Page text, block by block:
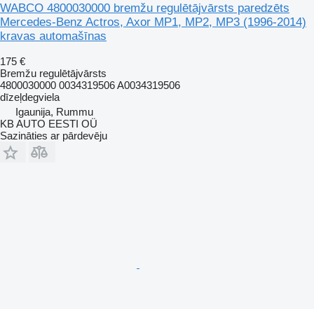
WABCO 4800030000 bremžu regulētājvārsts paredzēts
Mercedes-Benz Actros, Axor MP1, MP2, MP3 (1996-2014)
kravas automašīnas
175 €
Bremžu regulētājvārsts
4800030000 0034319506 A0034319506
dīzeļdegviela
Igaunija, Rummu
KB AUTO EESTI OÜ
Sazināties ar pārdevēju